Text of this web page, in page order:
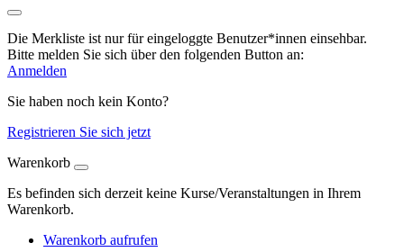
Die Merkliste ist nur für eingeloggte Benutzer*innen einsehbar.
Bitte melden Sie sich über den folgenden Button an:
Anmelden
Sie haben noch kein Konto?
Registrieren Sie sich jetzt
Warenkorb
Es befinden sich derzeit keine Kurse/Veranstaltungen in Ihrem
Warenkorb.
Warenkorb aufrufen